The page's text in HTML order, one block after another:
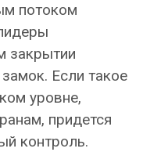
потоком
закрытии
Если такое
уровне,
придется
контроль.